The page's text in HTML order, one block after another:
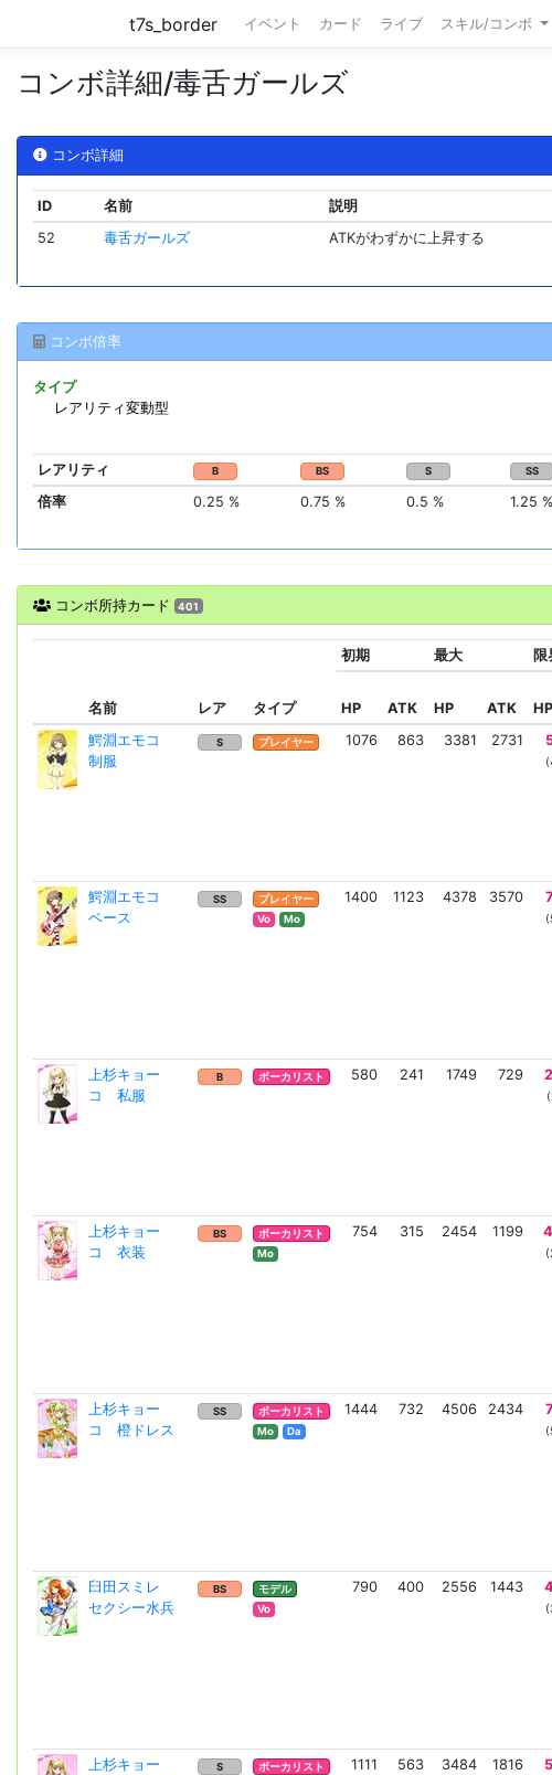
t7s_border イベント カード ライブ スキル/コンボ
コンボ詳細/毒舌ガールズ
コンボ詳細
ID 名前 説明
52
毒舌ガールズ ATKがわずかに上昇する
コンボ倍率
タイプ
レアリティ変動型
レアリティ B BS S SS
倍率 0.25 % 0.75 % 0.5 % 1.25 %
コンボ所持カード 401
名前 レア タイプ
初期 最大
HP ATK HP ATK HP
鰐淵エモコ
制服
S プレイヤー 1076 863 3381 2731
鰐淵エモコ
ベース
SS
プレイヤー
Vo
Mo
1400 1123 4378 3570
上杉キョー
コ 私服
B ボーカリスト 580 241 1749 729
上杉キョー
コ 衣装
BS
ボーカリスト
Mo
754 315 2454 1199
上杉キョー
コ 橙ドレス
SS
ボーカリスト
Mo
Da
1444 732 4506 2434
臼田スミレ
セクシー水兵
BS
モデル
Vo
790 400 2556 1443
上杉キョー
S ボーカリスト 1111 563 3484 1816